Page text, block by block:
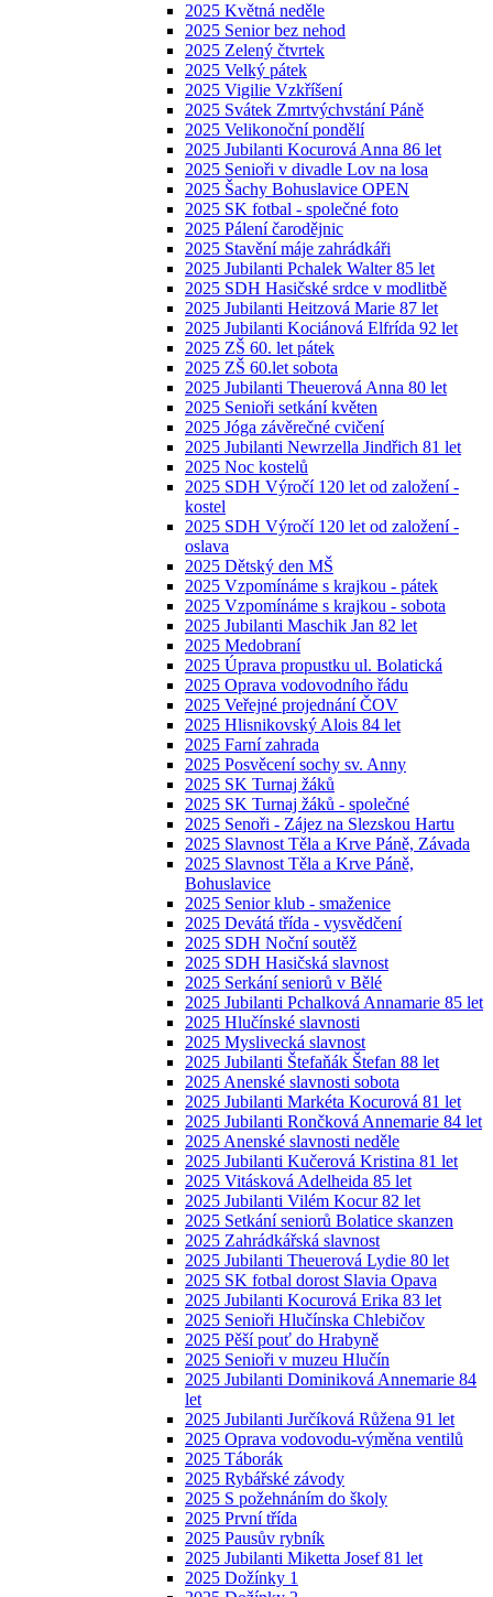
2025 Květná neděle
2025 Senior bez nehod
2025 Zelený čtvrtek
2025 Velký pátek
2025 Vigilie Vzkříšení
2025 Svátek Zmrtvýchvstání Páně
2025 Velikonoční pondělí
2025 Jubilanti Kocurová Anna 86 let
2025 Senioři v divadle Lov na losa
2025 Šachy Bohuslavice OPEN
2025 SK fotbal - společné foto
2025 Pálení čarodějnic
2025 Stavění máje zahrádkáři
2025 Jubilanti Pchalek Walter 85 let
2025 SDH Hasičské srdce v modlitbě
2025 Jubilanti Heitzová Marie 87 let
2025 Jubilanti Kociánová Elfrída 92 let
2025 ZŠ 60. let pátek
2025 ZŠ 60.let sobota
2025 Jubilanti Theuerová Anna 80 let
2025 Senioři setkání květen
2025 Jóga závěrečné cvičení
2025 Jubilanti Newrzella Jindřich 81 let
2025 Noc kostelů
2025 SDH Výročí 120 let od založení -
kostel
2025 SDH Výročí 120 let od založení -
oslava
2025 Dětský den MŠ
2025 Vzpomínáme s krajkou - pátek
2025 Vzpomínáme s krajkou - sobota
2025 Jubilanti Maschik Jan 82 let
2025 Medobraní
2025 Úprava propustku ul. Bolatická
2025 Oprava vodovodního řádu
2025 Veřejné projednání ČOV
2025 Hlisnikovský Alois 84 let
2025 Farní zahrada
2025 Posvěcení sochy sv. Anny
2025 SK Turnaj žáků
2025 SK Turnaj žáků - společné
2025 Senoři - Zájez na Slezskou Hartu
2025 Slavnost Těla a Krve Páně, Závada
2025 Slavnost Těla a Krve Páně,
Bohuslavice
2025 Senior klub - smaženice
2025 Devátá třída - vysvědčení
2025 SDH Noční soutěž
2025 SDH Hasičská slavnost
2025 Serkání seniorů v Bělé
2025 Jubilanti Pchalková Annamarie 85 let
2025 Hlučínské slavnosti
2025 Myslivecká slavnost
2025 Jubilanti Štefaňák Štefan 88 let
2025 Anenské slavnosti sobota
2025 Jubilanti Markéta Kocurová 81 let
2025 Jubilanti Rončková Annemarie 84 let
2025 Anenské slavnosti neděle
2025 Jubilanti Kučerová Kristina 81 let
2025 Vitásková Adelheida 85 let
2025 Jubilanti Vilém Kocur 82 let
2025 Setkání seniorů Bolatice skanzen
2025 Zahrádkářská slavnost
2025 Jubilanti Theuerová Lydie 80 let
2025 SK fotbal dorost Slavia Opava
2025 Jubilanti Kocurová Erika 83 let
2025 Senioři Hlučínska Chlebičov
2025 Pěší pouť do Hrabyně
2025 Senioři v muzeu Hlučín
2025 Jubilanti Dominiková Annemarie 84
let
2025 Jubilanti Jurčíková Růžena 91 let
2025 Oprava vodovodu-výměna ventilů
2025 Táborák
2025 Rybářské závody
2025 S požehnáním do školy
2025 První třída
2025 Pausův rybník
2025 Jubilanti Miketta Josef 81 let
2025 Dožínky 1